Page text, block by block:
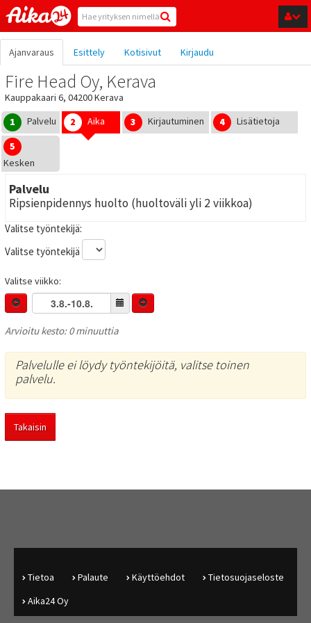
Hyppää pääsisältöön
Ajanvaraus Esittely Kotisivut Kirjaudu
Fire Head Oy, Kerava
Kauppakaari 6, 04200 Kerava
1
Palvelu 2 Aika 3 Kirjautuminen 4
Lisätietoja
5
Kesken
Palvelu
Ripsienpidennys huolto (huoltoväli yli 2 viikkoa)
Valitse työntekijä:
Valitse työntekijä
Valitse viikko:
Arvioitu kesto: 0 minuuttia
Palvelulle ei löydy työntekijöitä, valitse toinen
palvelu.
Takaisin
Tietoa Palaute Käyttöehdot
Tietosuojaseloste
Aika24 Oy